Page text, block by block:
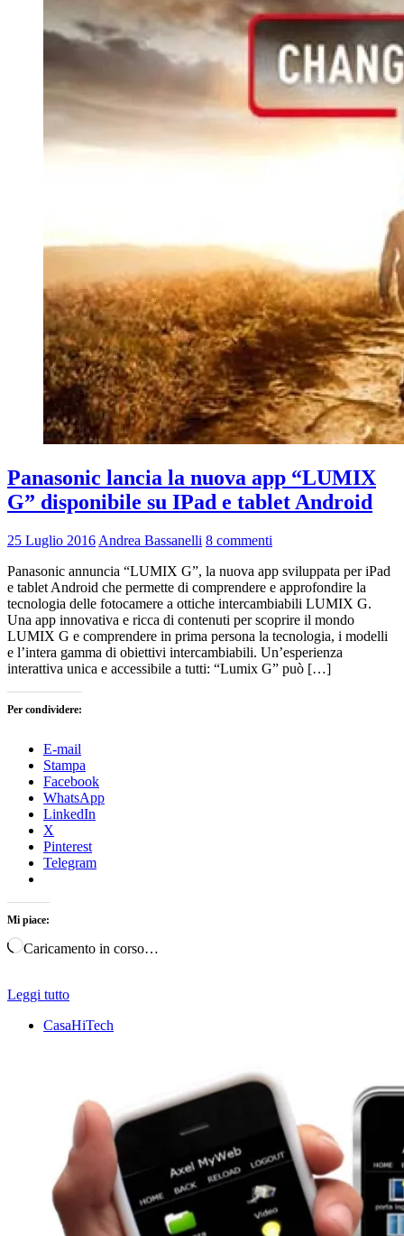
Panasonic lancia la nuova app “LUMIX
G” disponibile su IPad e tablet Android
25 Luglio 2016 Andrea Bassanelli 8 commenti
Panasonic annuncia “LUMIX G”, la nuova app sviluppata per iPad
e tablet Android che permette di comprendere e approfondire la
tecnologia delle fotocamere a ottiche intercambiabili LUMIX G.
Una app innovativa e ricca di contenuti per scoprire il mondo
LUMIX G e comprendere in prima persona la tecnologia, i modelli
e l’intera gamma di obiettivi intercambiabili. Un’esperienza
interattiva unica e accessibile a tutti: “Lumix G” può […]
Per condividere:
E-mail
Stampa
Facebook
WhatsApp
LinkedIn
X
Pinterest
Telegram
Mi piace:
Caricamento in corso…
Leggi tutto
CasaHiTech